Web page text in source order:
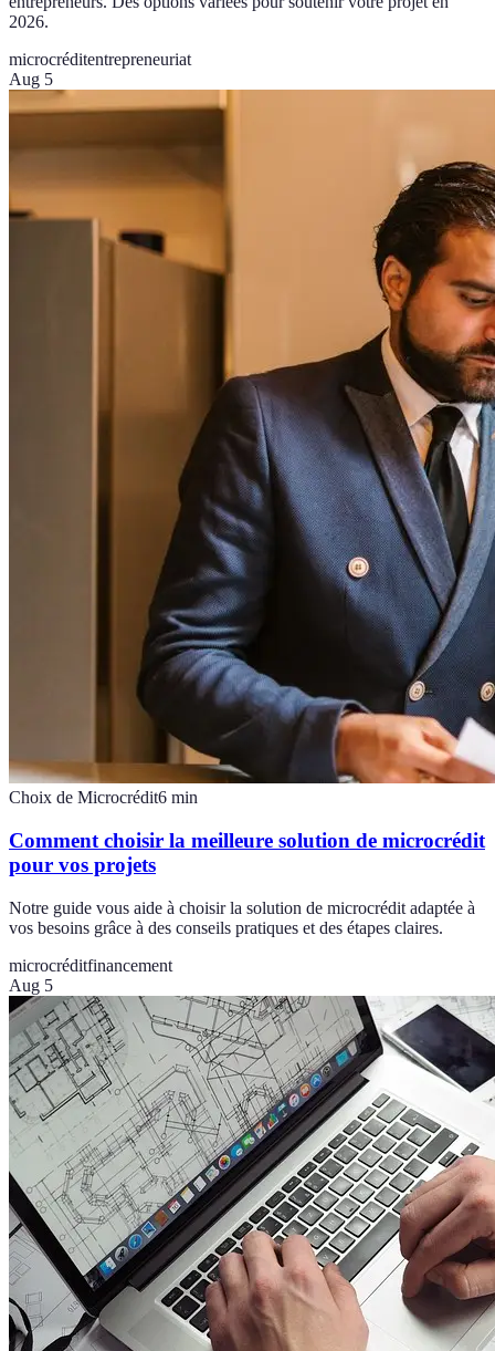
2026.
microcréditentrepreneuriat
Aug 5
Choix de Microcrédit6 min
Comment choisir la meilleure solution de microcrédit
pour vos projets
Notre guide vous aide à choisir la solution de microcrédit adaptée à
vos besoins grâce à des conseils pratiques et des étapes claires.
microcréditfinancement
Aug 5